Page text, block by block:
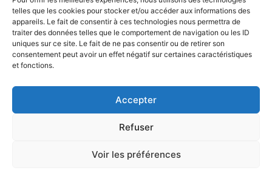
telles que les cookies pour stocker et/ou accéder aux informations des
appareils. Le fait de consentir à ces technologies nous permettra de
traiter des données telles que le comportement de navigation ou les ID
uniques sur ce site. Le fait de ne pas consentir ou de retirer son
consentement peut avoir un effet négatif sur certaines caractéristiques
et fonctions.
Accepter
Refuser
Voir les préférences
Rugby (38)
Ski(6)
Tennis(52)
Tennis de Table(3)